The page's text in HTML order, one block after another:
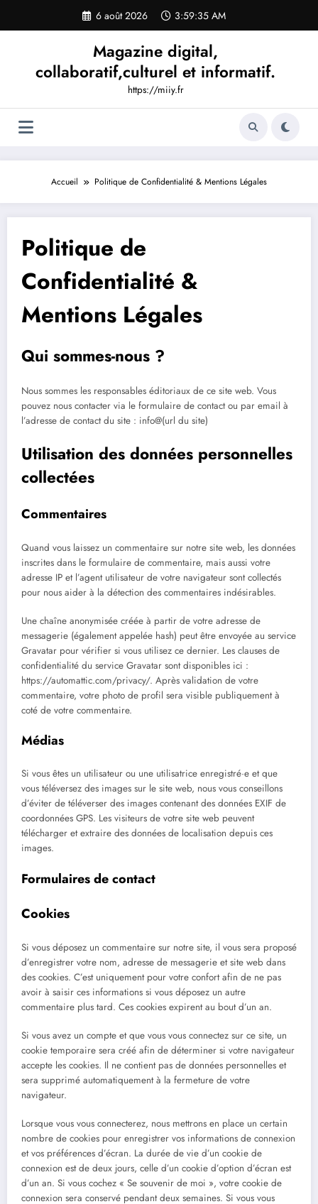
contenu
6 août 2026 3:59:36 AM
Magazine digital,
collaboratif,culturel et informatif.
https://miiy.fr
Accueil Politique de Confidentialité & Mentions Légales
Politique de
Confidentialité &
Mentions Légales
Qui sommes-nous ?
Nous sommes les responsables éditoriaux de ce site web. Vous
pouvez nous contacter via le formulaire de contact ou par email à
l’adresse de contact du site : info@(url du site)
Utilisation des données personnelles
collectées
Commentaires
Quand vous laissez un commentaire sur notre site web, les données
inscrites dans le formulaire de commentaire, mais aussi votre
adresse IP et l’agent utilisateur de votre navigateur sont collectés
pour nous aider à la détection des commentaires indésirables.
Une chaîne anonymisée créée à partir de votre adresse de
messagerie (également appelée hash) peut être envoyée au service
Gravatar pour vérifier si vous utilisez ce dernier. Les clauses de
confidentialité du service Gravatar sont disponibles ici :
https://automattic.com/privacy/. Après validation de votre
commentaire, votre photo de profil sera visible publiquement à
coté de votre commentaire.
Médias
Si vous êtes un utilisateur ou une utilisatrice enregistré·e et que
vous téléversez des images sur le site web, nous vous conseillons
d’éviter de téléverser des images contenant des données EXIF de
coordonnées GPS. Les visiteurs de votre site web peuvent
télécharger et extraire des données de localisation depuis ces
images.
Formulaires de contact
Cookies
Si vous déposez un commentaire sur notre site, il vous sera proposé
d’enregistrer votre nom, adresse de messagerie et site web dans
des cookies. C’est uniquement pour votre confort afin de ne pas
avoir à saisir ces informations si vous déposez un autre
commentaire plus tard. Ces cookies expirent au bout d’un an.
Si vous avez un compte et que vous vous connectez sur ce site, un
cookie temporaire sera créé afin de déterminer si votre navigateur
accepte les cookies. Il ne contient pas de données personnelles et
sera supprimé automatiquement à la fermeture de votre
navigateur.
Lorsque vous vous connecterez, nous mettrons en place un certain
nombre de cookies pour enregistrer vos informations de connexion
et vos préférences d’écran. La durée de vie d’un cookie de
connexion est de deux jours, celle d’un cookie d’option d’écran est
d’un an. Si vous cochez « Se souvenir de moi », votre cookie de
connexion sera conservé pendant deux semaines. Si vous vous